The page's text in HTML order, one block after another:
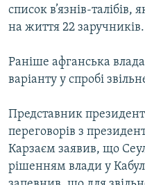
список в’язнів-
на життя 22 заручників.
Раніше афганська
варіанту у спробі
Представник
переговорів з
Карзаєм заявив, що
рішенням влади у